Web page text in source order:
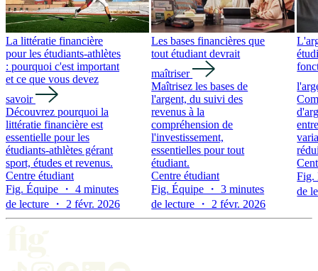
La littératie financière
pour les étudiants-athlètes
: pourquoi c'est important
et ce que vous devez
savoir
Découvrez pourquoi la
littératie financière est
essentielle pour les
étudiants-athlètes gérant
sport, études et revenus.
Centre étudiant
Fig. Équipe ・ 4 minutes
de lecture ・ 2 févr. 2026
Les bases financières que
tout étudiant devrait
maîtriser
Maîtrisez les bases de
l'argent, du suivi des
revenus à la
compréhension de
l'investissement,
essentielles pour tout
étudiant.
Centre étudiant
Fig. Équipe ・ 3 minutes
de lecture ・ 2 févr. 2026
Fig.
de